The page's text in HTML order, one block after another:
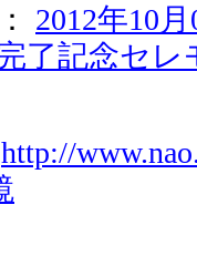
2012年10
了記念セレ
http://